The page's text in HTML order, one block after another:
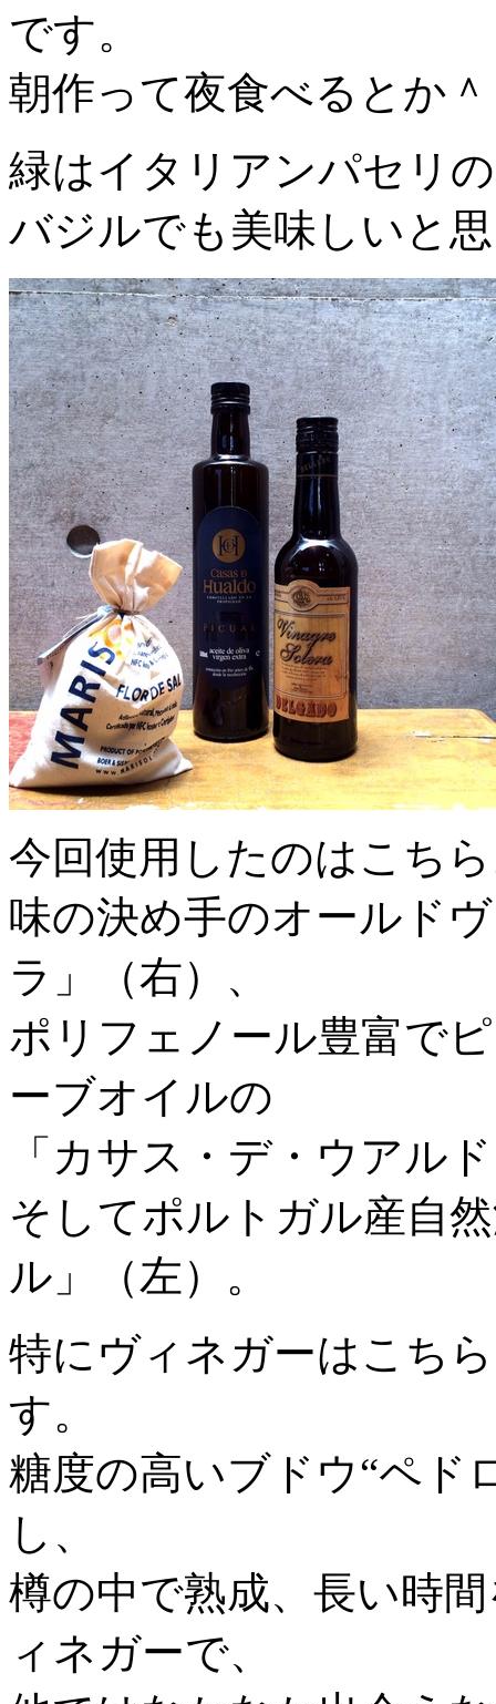
です。
朝作って夜食べるとか
緑はイタリアンパセリ
バジルでも美味しいと
今回使用したのはこち
味の決め手のオールド
ラ」（右）、
ポリフェノール豊富で
ーブオイルの
「カサス・デ・ウアル
そしてポルトガル産自
ル」（左）。
特にヴィネガーはこち
す。
糖度の高いブドウ“ペド
し、
樽の中で熟成、長い時
ィネガーで、